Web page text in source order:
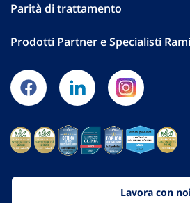
Parità di trattamento
Prodotti Partner e Specialisti
Lavora con